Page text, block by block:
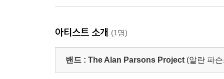
아티스트 소개 (1명)
밴드 : The Alan Parsons Project (알란 파